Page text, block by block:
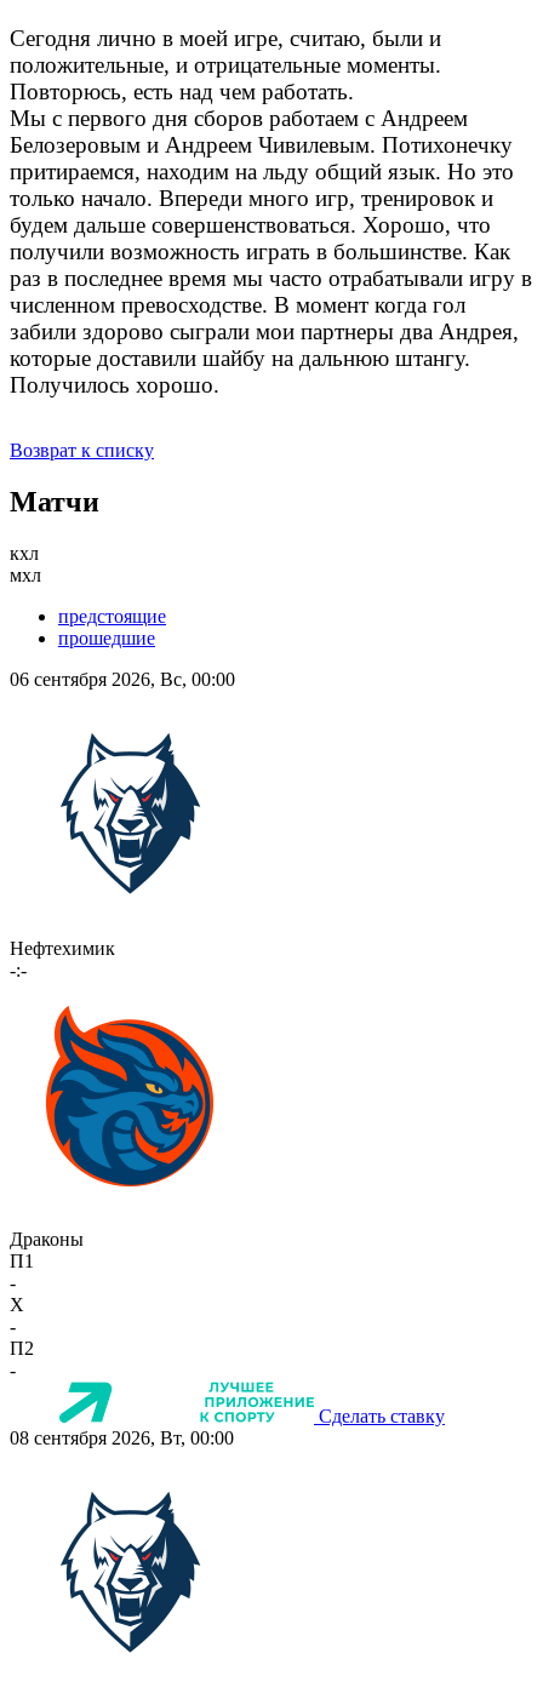
Сегодня лично в моей игре, считаю, были и
положительные, и отрицательные моменты.
Повторюсь, есть над чем работать.
Мы с первого дня сборов работаем с Андреем
Белозеровым и Андреем Чивилевым. Потихонечку
притираемся, находим на льду общий язык. Но это
только начало. Впереди много игр, тренировок и
будем дальше совершенствоваться. Хорошо, что
получили возможность играть в большинстве. Как
раз в последнее время мы часто отрабатывали игру в
численном превосходстве. В момент когда гол
забили здорово сыграли мои партнеры два Андрея,
которые доставили шайбу на дальнюю штангу.
Получилось хорошо.
Возврат к списку
Матчи
кхл
мхл
предстоящие
прошедшие
06 сентября 2026, Вс, 00:00
Нефтехимик
-:-
Драконы
П1
-
X
-
П2
-
Сделать ставку
08 сентября 2026, Вт, 00:00